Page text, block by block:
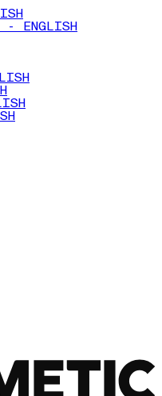
- ENGLISH